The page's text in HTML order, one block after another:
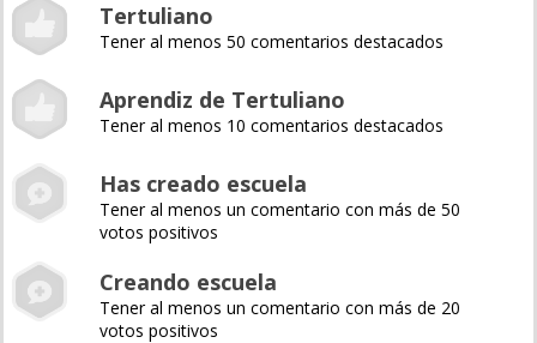
Tertuliano
Tener al menos 50 comentarios destacados
Aprendiz de Tertuliano
Tener al menos 10 comentarios destacados
Has creado escuela
Tener al menos un comentario con más de 50
votos positivos
Creando escuela
Tener al menos un comentario con más de 20
votos positivos